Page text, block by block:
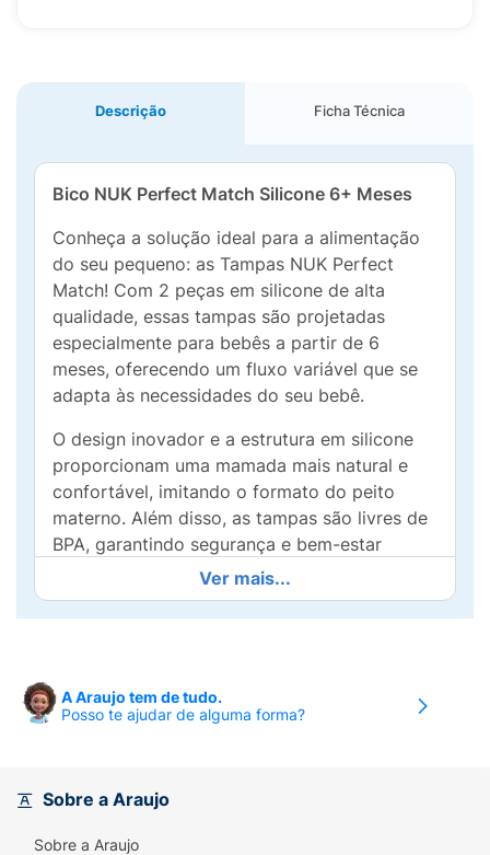
Descrição Ficha Técnica
Bico NUK Perfect Match Silicone 6+ Meses
Conheça a solução ideal para a alimentação
do seu pequeno: as Tampas NUK Perfect
Match! Com 2 peças em silicone de alta
qualidade, essas tampas são projetadas
especialmente para bebês a partir de 6
meses, oferecendo um fluxo variável que se
adapta às necessidades do seu bebê.
O design inovador e a estrutura em silicone
proporcionam uma mamada mais natural e
confortável, imitando o formato do peito
materno. Além disso, as tampas são livres de
BPA, garantindo segurança e bem-estar
durante cada refeição.
As Tampas NUK Perfect Match também
prevenindo desconfortos no seu bebê.
Práticas e fáceis de usar, são perfeitas para
a confiança e qualidade NUK!
Ver mais...
A Araujo tem de tudo.
Posso te ajudar de alguma forma?
Sobre a Araujo
Sobre a Araujo